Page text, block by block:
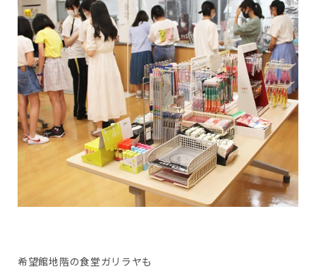
希望館地階の食堂ガリラヤも